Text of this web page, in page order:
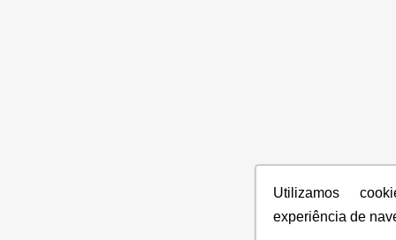
Utilizamos
experiência de